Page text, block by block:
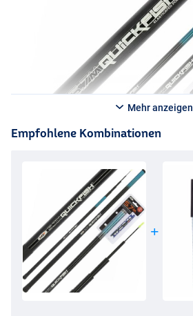
Mehr anzeigen
Empfohlene Kombinationen